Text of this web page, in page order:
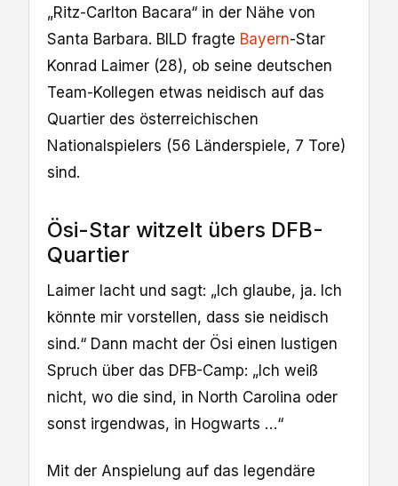
„Ritz-Carlton Bacara“ in der Nähe von
Santa Barbara. BILD fragte Bayern-Star
Konrad Laimer (28), ob seine deutschen
Team-Kollegen etwas neidisch auf das
Quartier des österreichischen
Nationalspielers (56 Länderspiele, 7 Tore)
sind.
Ösi-Star witzelt übers DFB-
Quartier
Laimer lacht und sagt: „Ich glaube, ja. Ich
könnte mir vorstellen, dass sie neidisch
sind.“ Dann macht der Ösi einen lustigen
Spruch über das DFB-Camp: „Ich weiß
nicht, wo die sind, in North Carolina oder
sonst irgendwas, in Hogwarts …“
Mit der Anspielung auf das legendäre